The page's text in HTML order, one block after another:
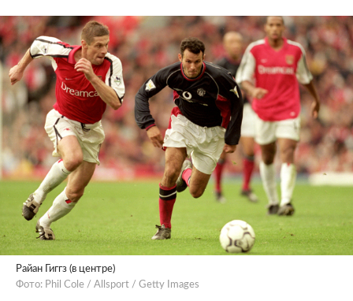
Райан Гиггз (в центре)
Фото: Phil Cole / Allsport / Getty Images